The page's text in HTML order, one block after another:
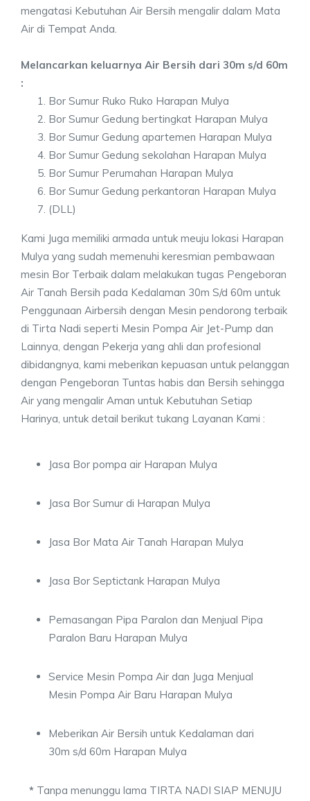
mengatasi Kebutuhan Air Bersih mengalir dalam Mata
Air di Tempat Anda.
Melancarkan keluarnya Air Bersih dari 30m s/d 60m
:
Bor Sumur Ruko Ruko Harapan Mulya
Bor Sumur Gedung bertingkat Harapan Mulya
Bor Sumur Gedung apartemen Harapan Mulya
Bor Sumur Gedung sekolahan Harapan Mulya
Bor Sumur Perumahan Harapan Mulya
Bor Sumur Gedung perkantoran Harapan Mulya
(DLL)
Kami Juga memiliki armada untuk meuju lokasi Harapan
Mulya yang sudah memenuhi keresmian pembawaan
mesin Bor Terbaik dalam melakukan tugas Pengeboran
Air Tanah Bersih pada Kedalaman 30m S/d 60m untuk
Penggunaan Airbersih dengan Mesin pendorong terbaik
di Tirta Nadi seperti Mesin Pompa Air Jet-Pump dan
Lainnya, dengan Pekerja yang ahli dan profesional
dibidangnya, kami meberikan kepuasan untuk pelanggan
dengan Pengeboran Tuntas habis dan Bersih sehingga
Air yang mengalir Aman untuk Kebutuhan Setiap
Harinya, untuk detail berikut tukang Layanan Kami :
Jasa Bor pompa air Harapan Mulya
Jasa Bor Sumur di Harapan Mulya
Jasa Bor Mata Air Tanah Harapan Mulya
Jasa Bor Septictank Harapan Mulya
Pemasangan Pipa Paralon dan Menjual Pipa
Paralon Baru Harapan Mulya
Service Mesin Pompa Air dan Juga Menjual
Mesin Pompa Air Baru Harapan Mulya
Meberikan Air Bersih untuk Kedalaman dari
30m s/d 60m Harapan Mulya
*Tanpa menunggu lama TIRTA NADI SIAP MENUJU